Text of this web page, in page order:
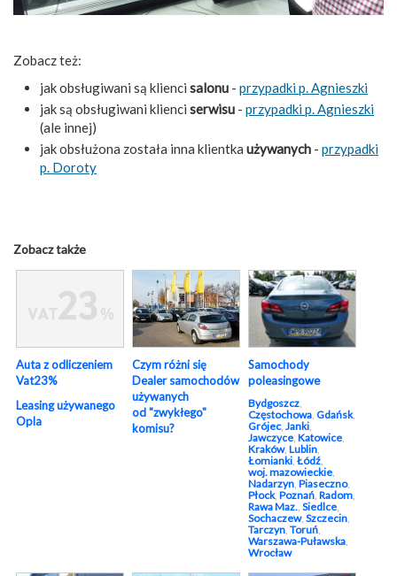
Zobacz też:
jak obsługiwani są klienci salonu - przypadki p. Agnieszki
jak są obsługiwani klienci serwisu - przypadki p. Agnieszki
(ale innej)
jak obsłużona została inna klientka używanych - przypadki
p. Doroty
Zobacz także
Auta z odliczeniem
Vat23%
Leasing używanego
Opla
Czym różni się
Dealer samochodów
używanych
od "zwykłego"
komisu?
Samochody
poleasingowe
Bydgoszcz,
Częstochowa, Gdańsk,
Grójec, Janki,
Jawczyce, Katowice,
Kraków, Lublin,
Łomianki, Łódź,
woj. mazowieckie,
Nadarzyn, Piaseczno,
Płock, Poznań, Radom,
Rawa Maz., Siedlce,
Sochaczew, Szczecin,
Tarczyn, Toruń,
Warszawa-Puławska,
Wrocław